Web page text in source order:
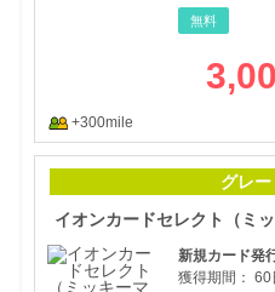
無料
+300mile
グレ
新規カード発
獲得期間： 60